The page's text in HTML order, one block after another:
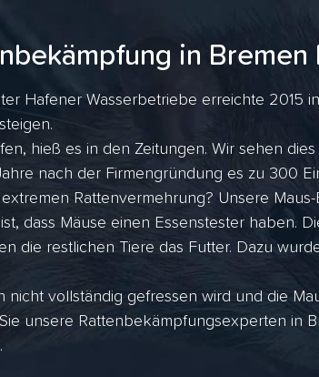
in
Hafener Wasserbetriebe erreichte 2015
hieß es in den Zeitungen. Wir sehen
nach der Firmengründung es zu 300
Rattenvermehrung? Unsere
dass Mäuse einen Essenstester haben.
die restlichen Tiere das Futter. Dazu
nicht vollständig gefressen wird und die
unsere Rattenbekämpfungsexperten in